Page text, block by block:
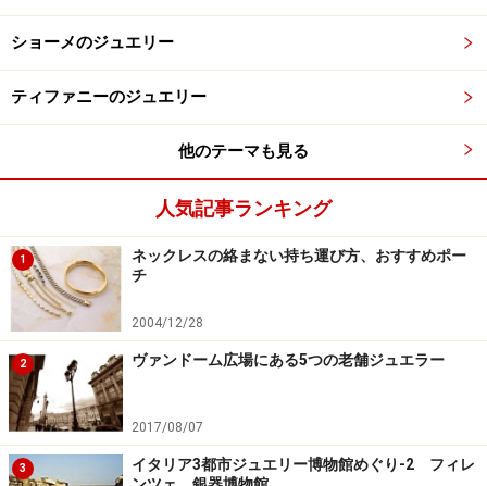
ショーメのジュエリー
ティファニーのジュエリー
他のテーマも見る
人気記事ランキング
1
ネックレスの絡まない持ち運び方、おすすめポー
チ
2004/12/28
2 ヴァンドーム広場にある5つの老舗ジュエラー
2017/08/07
3
イタリア3都市ジュエリー博物館めぐり-2 フィレ